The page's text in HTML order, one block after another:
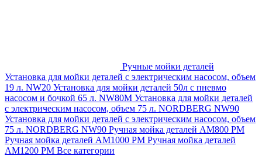
Ручные мойки деталей
Установка для мойки деталей с электрическим насосом, объем
19 л. NW20 Установка для мойки деталей 50л с пневмо
насосом и бочкой 65 л. NW80M Установка для мойки деталей
с электрическим насосом, объем 75 л. NORDBERG NW90
Установка для мойки деталей с электрическим насосом, объем
75 л. NORDBERG NW90 Ручная мойка деталей АМ800 РМ
Ручная мойка деталей АМ1000 РМ Ручная мойка деталей
АМ1200 РМ Все категории